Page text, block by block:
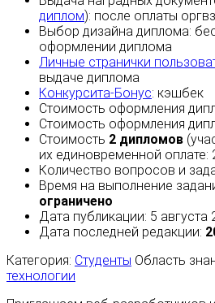
диплом): после оплаты
Выбор дизайна диплома:
оформлении диплома
Личные странички
выдаче диплома
Конкурсита-Бонус: кэшбек
Стоимость оформления
Стоимость оформления
Стоимость 2 дипломов
их единовременной оплате:
Количество вопросов и
Время на выполнение
ограничено
Дата публикации: 5 августа
Дата последней редакции:
Категория: Студенты Область
технологии